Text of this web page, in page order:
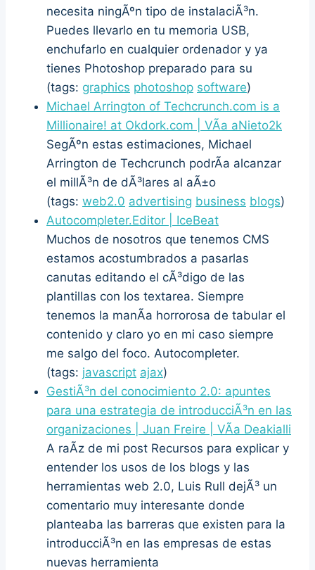
necesita ningÃºn tipo de instalaciÃ³n.
Puedes llevarlo en tu memoria USB,
enchufarlo en cualquier ordenador y ya
tienes Photoshop preparado para su
(tags: graphics photoshop software)
Michael Arrington of Techcrunch.com is a
Millionaire! at Okdork.com | VÃ­a aNieto2k
SegÃºn estas estimaciones, Michael
Arrington de Techcrunch podrÃ­a alcanzar
el millÃ³n de dÃ³lares al aÃ±o
(tags: web2.0 advertising business blogs)
Autocompleter.Editor | IceBeat
Muchos de nosotros que tenemos CMS
estamos acostumbrados a pasarlas
canutas editando el cÃ³digo de las
plantillas con los textarea. Siempre
tenemos la manÃ­a horrorosa de tabular el
contenido y claro yo en mi caso siempre
me salgo del foco. Autocompleter.
(tags: javascript ajax)
GestiÃ³n del conocimiento 2.0: apuntes
para una estrategia de introducciÃ³n en las
organizaciones | Juan Freire | VÃ­a Deakialli
A raÃ­z de mi post Recursos para explicar y
entender los usos de los blogs y las
herramientas web 2.0, Luis Rull dejÃ³ un
comentario muy interesante donde
planteaba las barreras que existen para la
introducciÃ³n en las empresas de estas
nuevas herramienta